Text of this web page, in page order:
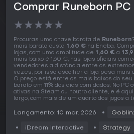
Comprar Runeborn PC
★★★★★
Procuras uma chave barata de Runeborn
mais barata custa 1,60 € na Eneba.
lojas, com uma amplitude de 1,60 € a
mais baixo é 1,60 €, nas lojas oficiais
vendedores a distância entre os
vezes, por isso escolher a loja pesa mais
O preço está entre os mais baixos do
barato em 11% dos dias com dados. No
ativas na Steam ou noutro cliente, e é
largo, com mais de um quarto dos jogos a
Lançamento: 10 mar. 2026
iDream Interactive Strategy